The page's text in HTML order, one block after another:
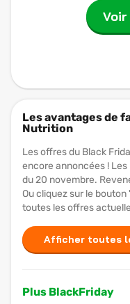
Les avantages de
Nutrition
Les offres du Black
encore annoncées !
du 20 novembre.
Ou cliquez sur le
toutes les offres
Afficher toutes
Plus BlackFriday